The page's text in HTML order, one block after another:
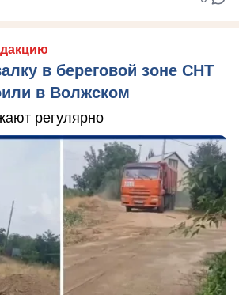
в береговой зоне СНТ
в Волжском
регулярно